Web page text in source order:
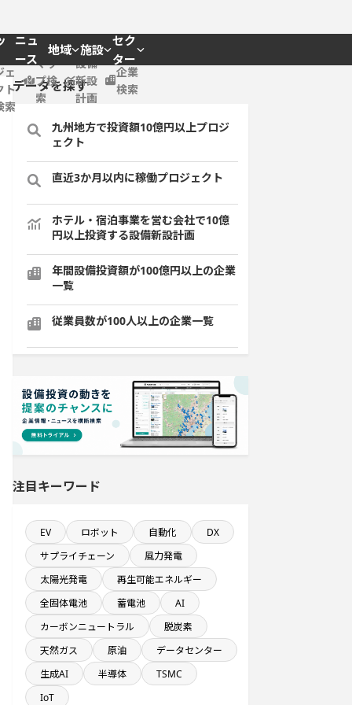
ニュ
ース
地域 施設
セク
ター
ェ
ト
索
マッ
プ検
索
設備
新設
計画
企業
検索
データを探す
九州地方で投資額10億円以上プロジ
ェクト
直近3か月以内に稼働プロジェクト
ホテル・宿泊事業を営む会社で10億
円以上投資する設備新設計画
年間設備投資額が100億円以上の企業
一覧
従業員数が100人以上の企業一覧
直近3か月以内に完成プロジェクト
完成から約5年経過プロジェクト
来月着工プロジェクト
関東地方で投資額10億円以上プロジ
ェクト
直近3か月以内に完了する設備新設計
画
注目キーワード
EV ロボット 自動化
DX
サプライチェーン
風力発電
太陽光発電
再生可能エネルギー
全固体電池
蓄電池
AI
カーボンニュートラル
脱炭素
天然ガス
原油
データセンター
生成AI
半導体
TSMC
IoT